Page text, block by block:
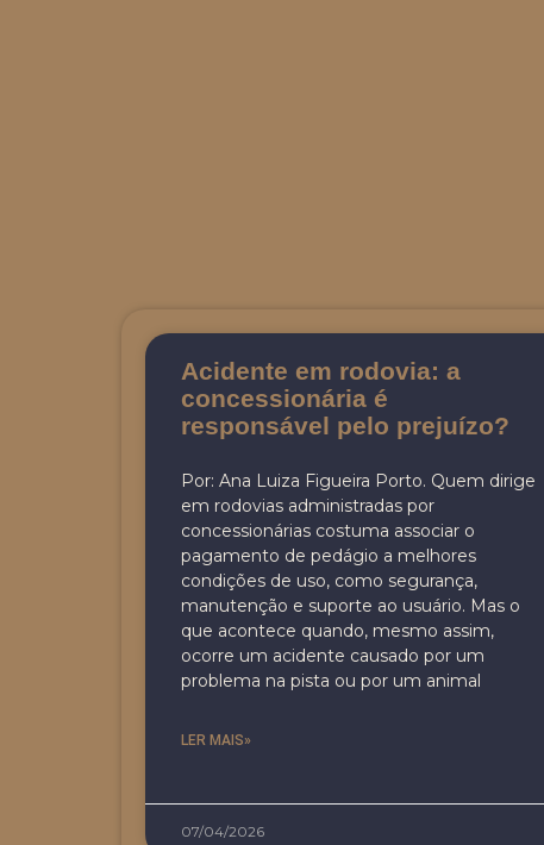
Acidente em rodovia: a
concessionária é
responsável pelo prejuízo?
Por: Ana Luiza Figueira Porto. Quem dirige
em rodovias administradas por
concessionárias costuma associar o
pagamento de pedágio a melhores
condições de uso, como segurança,
manutenção e suporte ao usuário. Mas o
que acontece quando, mesmo assim,
ocorre um acidente causado por um
problema na pista ou por um animal
LER MAIS»
07/04/2026